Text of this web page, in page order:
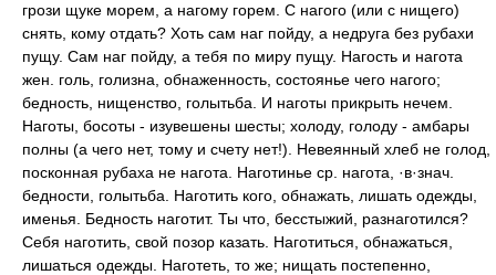
грози щуке морем, а нагому горем. С нагого (или с нищего)
снять, кому отдать? Хоть сам наг пойду, а недруга без рубахи
пущу. Сам наг пойду, а тебя по миру пущу. Нагость и нагота
жен. голь, голизна, обнаженность, состоянье чего нагого;
бедность, нищенство, голытьба. И наготы прикрыть нечем.
Наготы, босоты - изувешены шесты; холоду, голоду - амбары
полны (а чего нет, тому и счету нет!). Невеянный хлеб не голод,
посконная рубаха не нагота. Наготинье ср. нагота, ·в·знач.
бедности, голытьба. Наготить кого, обнажать, лишать одежды,
именья. Бедность наготит. Ты что, бесстыжий, разнаготился?
Себя наготить, свой позор казать. Наготиться, обнажаться,
лишаться одежды. Наготеть, то же; нищать постепенно,